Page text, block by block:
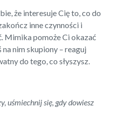
że interesuje Cię to, co do
inne czynności i
Mimika pomoże Ci okazać
nim skupiony – reaguj
do tego, co słyszysz.
uśmiechnij się, gdy dowiesz